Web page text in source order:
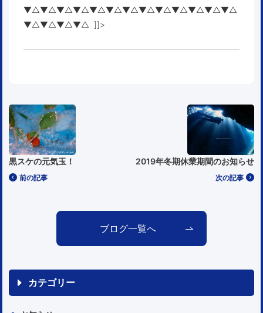
▼△▼△▼△▼△▼△▼△▼△▼△▼△▼△▼△▼△▼△
▼△▼△▼△▼△ ]]>
前の記事
黒スケの元気玉！
次の記事
2019年冬期休業期間のお知らせ
ブログ一覧へ
カテゴリー